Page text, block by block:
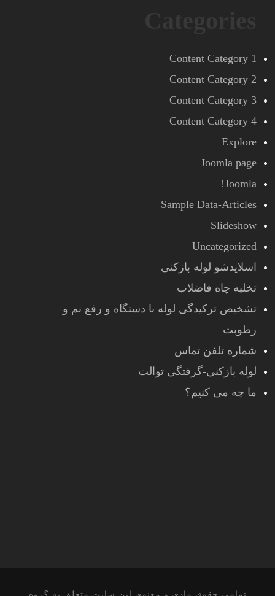
Content Category 1
Content Category 2
Content Category 3
Content Category 4
Explore
Joomla page
Joomla!
Sample Data-Articles
Slideshow
Uncategorized
اسلایدشو لوله بازکنی
تخلیه چاه فاضلاب
تشخیص ترکیدگی لوله با دستگاه و رفع نم و
رطوبت
شماره تلفن تماس
لوله بازکنی-گرفتگی توالت
ما چه می کنیم؟